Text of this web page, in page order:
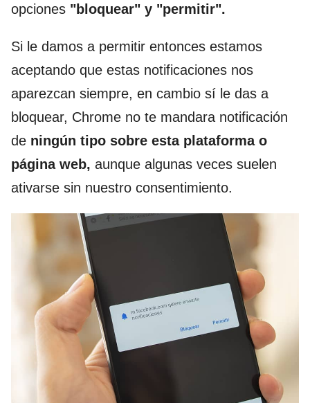
opciones "bloquear" y "permitir".
Si le damos a permitir entonces estamos
aceptando que estas notificaciones nos
aparezcan siempre, en cambio sí le das a
bloquear, Chrome no te mandara notificación
de ningún tipo sobre esta plataforma o
página web, aunque algunas veces suelen
ativarse sin nuestro consentimiento.